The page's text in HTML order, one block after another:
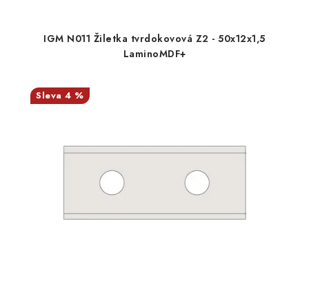
IGM N011 Žiletka tvrdokovová Z2 - 50x12x1,5
LaminoMDF+
4 %